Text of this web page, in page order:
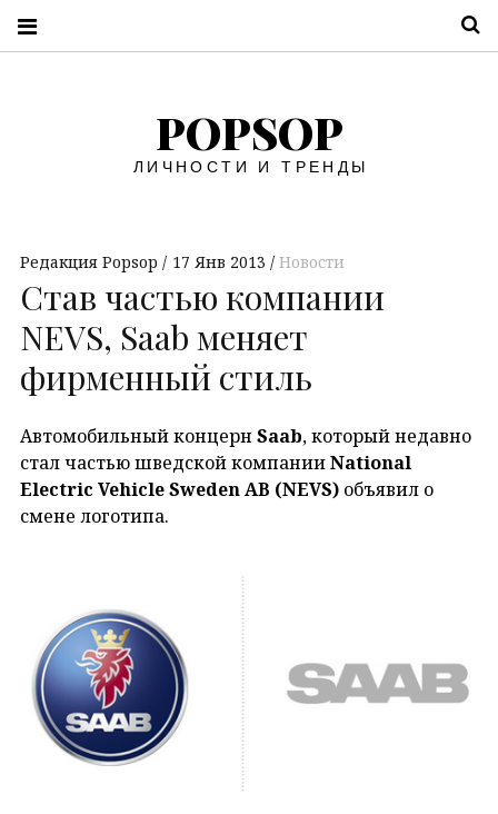
POPSOP
ЛИЧНОСТИ И ТРЕНДЫ
Редакция Popsop 17 Янв 2013 Новости
Став частью компании
NEVS, Saab меняет
фирменный стиль
Автомобильный концерн Saab, который недавно
стал частью шведской компанииNational
Electric Vehicle Sweden AB (NEVS) объявил о
смене логотипа.